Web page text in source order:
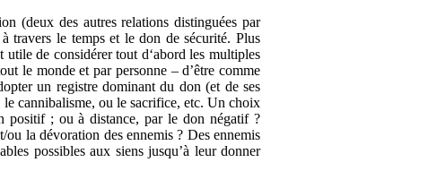
(deux des autres relations distinguées par
travers le temps et le don de sécurité. Plus
de considérer tout d‘abord les multiples
le monde et par personne – d’être comme
un registre dominant du don (et de ses
cannibalisme, ou le sacrifice, etc. Un choix
positif ; ou à distance, par le don négatif ?
la dévoration des ennemis ? Des ennemis
possibles aux siens jusqu’à leur donner